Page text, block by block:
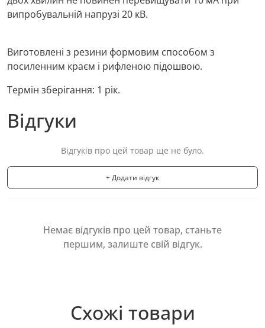
випробувальній напрузі 20 кВ.
Виготовлені з резини формовим способом з
посиленним краєм і рифленою підошвою.
Термін зберігання: 1 рік.
Відгуки
Відгуків про цей товар ще не було.
+ Додати відгук
Немає відгуків про цей товар, станьте
першим, залиште свій відгук.
Схожі товари